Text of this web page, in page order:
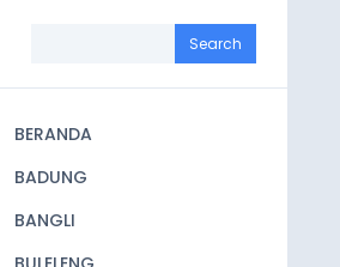
navigation
BERANDA
BADUNG
BANGLI